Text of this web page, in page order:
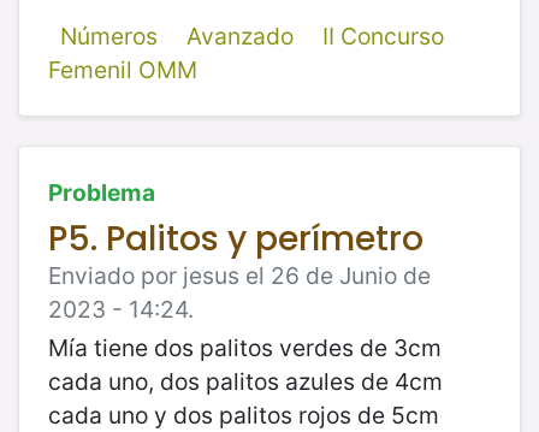
Números
Avanzado
II Concurso
Femenil OMM
Problema
P5. Palitos y perímetro
Enviado por jesus el 26 de Junio de
2023 - 14:24.
Mía tiene dos palitos verdes de 3cm
cada uno, dos palitos azules de 4cm
cada uno y dos palitos rojos de 5cm